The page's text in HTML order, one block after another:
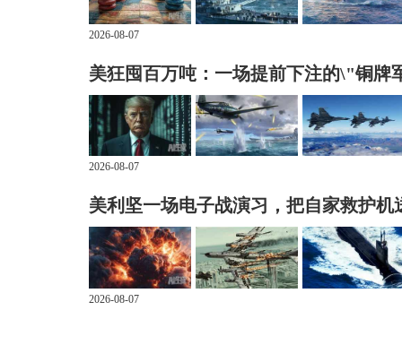
2026-08-07
美狂囤百万吨：一场提前下注的\"铜牌
2026-08-07
美利坚一场电子战演习，把自家救护机
2026-08-07